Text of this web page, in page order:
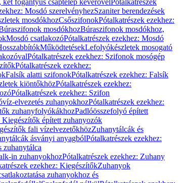
fogantyús csaptelep keverővelPótalkatrészek
Mosdó szerelvényhezSzaniter berendezések
mosdókhozCsőszifonokPótalkatrészek ezekhez:
mosdókhozBúraszifonok mosdókhoz,
Mosdó csatlakozóPótalkatrészek ezekhez: Mosdó
MűködtetésekLefolyókészletek mosogató
Pótalkatrészek ezekhez: Szifonok mosógép
Pótalkatrészek ezekhez:
Falsík alatti szifonokPótalkatrészek ezekhez: Falsík
kiöntőkhözPótalkatrészek ezekhez:
Pótalkatrészek ezekhez: Szifon
elvezetés zuhanyokhozPótalkatrészek ezekhez:
zuhanyfolyókákhozPadlóösszefolyó épített
Kiegészítők épített zuhanyozók
fali vízelvezetőkhözZuhanytálcák és
ásványi anyagbólPótalkatrészek ezekhez:
zuhanytálca
in zuhanyokhozPótalkatrészek ezekhez: Zuhany
ezekhez: KiegészítőkZuhanyok
zuhanyokhoz és